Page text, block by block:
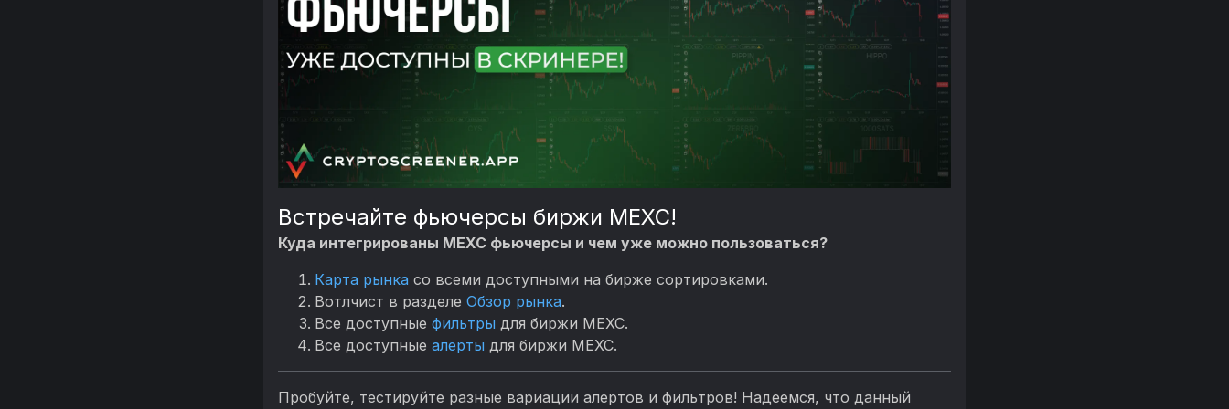
Встречайте фьючерсы биржи MEXC!
Куда интегрированы MEXC фьючерсы и чем уже можно пользоваться?
Карта рынка со всеми доступными на бирже сортировками.
Вотлчист в разделе Обзор рынка.
Все доступные фильтры для биржи MEXC.
Все доступные алерты для биржи MEXC.
Пробуйте, тестируйте разные вариации алертов и фильтров! Надеемся, что данный